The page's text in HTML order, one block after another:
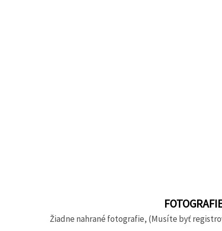
Žiadne nahrané fotografie, (Musíte byť